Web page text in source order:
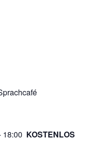
18:00 KOSTENLOS